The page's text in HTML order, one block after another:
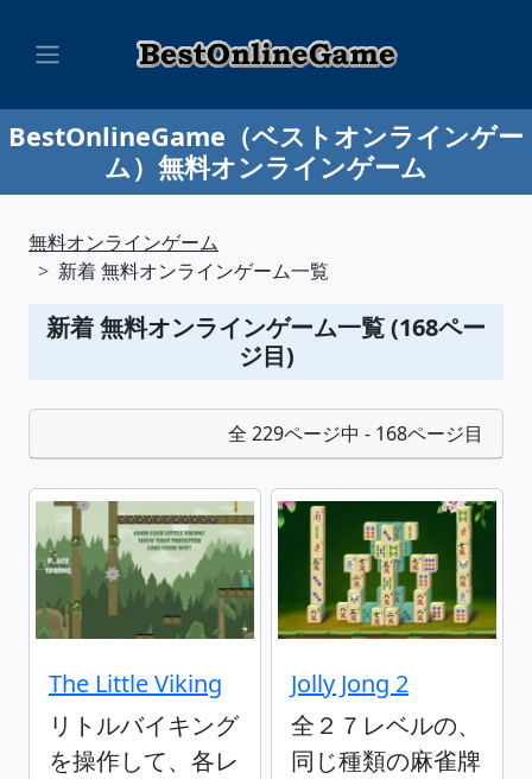
BestOnlineGame（ベストオンラインゲー
ム）無料オンラインゲーム
無料オンラインゲーム
新着 無料オンラインゲーム一覧
新着 無料オンラインゲーム一覧 (168ペー
ジ目)
全 229ページ中 - 168ページ目
The Little Viking
リトルバイキング
を操作して、各レ
Jolly Jong 2
全２７レベルの、
同じ種類の麻雀牌